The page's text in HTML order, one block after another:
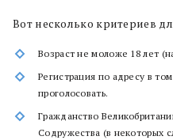
Вот несколько критериев
Возраст не моложе 18 лет
Регистрация по адресу в
проголосовать.
Гражданство
Содружества (в некоторых